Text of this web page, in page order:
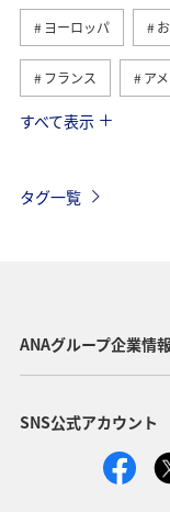
ヨーロッパ
フランス ア
旅ナカ
アメリカ・カナダ・
歴史・文化・芸術
スウェーデン
すべて表示
タグ一覧
ANAグループ企業情
SNS公式アカウント